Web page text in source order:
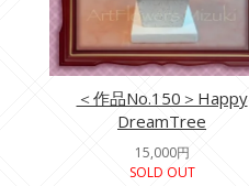
＜作品No.150＞Happy
DreamTree
15,000円
SOLD OUT